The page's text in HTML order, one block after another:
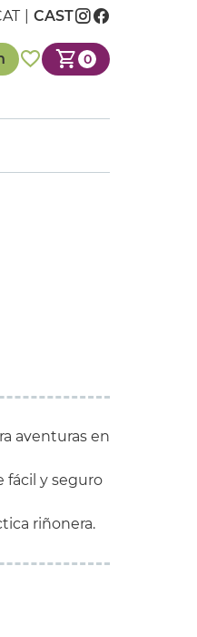
0
CAST
aventuras en
fácil y seguro
riñonera.